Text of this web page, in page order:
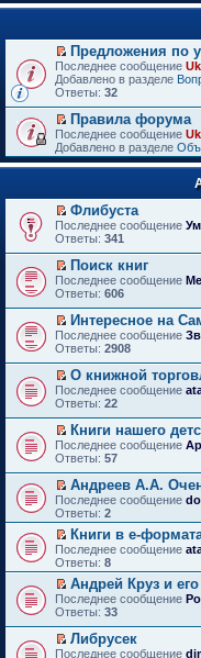
П
е
р
й
т
и
к
п
в
о
м
у
н
е
п
р
о
ч
и
т
а
н
н
о
м
у
с
о
о
б
щ
е
н
и
ю
Предложения по
Последнее сообщение
Добавлено в разделе
Ответы: 32
П
е
р
е
т
и
к
п
р
в
о
м
у
н
е
п
р
о
ч
и
т
а
н
н
о
м
у
с
о
о
б
щ
е
н
и
ю
Правила форума
Последнее сообщение
Добавлено в разделе
П
е
е
й
т
и
к
п
е
р
в
о
м
у
н
е
п
р
о
ч
и
т
а
н
н
о
м
у
с
о
о
б
Флибуста
Последнее сообщение
Ответы: 341
П
е
е
й
т
и
к
п
е
р
в
о
м
у
н
е
п
р
о
ч
и
т
а
н
н
о
м
у
Поиск книг
Последнее сообщение
Ответы: 606
П
е
е
й
т
и
к
п
е
р
в
о
м
у
н
е
п
р
о
ч
и
а
н
Интересное на
Последнее сообщение
Ответы: 2908
П
е
е
й
т
и
к
п
е
р
в
о
м
у
н
е
п
р
о
ч
О книжной
Последнее сообщение
Ответы: 22
П
е
е
й
т
и
п
е
р
в
о
м
у
н
е
Книги нашего
Последнее сообщение
Ответы: 57
П
е
р
е
й
т
и
к
п
е
р
в
о
Андреев А.А.
Последнее сообщение
Ответы: 2
П
е
р
е
й
т
и
к
п
Книги в е-
Последнее сообщение
Ответы: 8
П
е
е
й
Андрей Круз и
Последнее сообщение
Ответы: 33
П
Либрусек
Последнее сообщение